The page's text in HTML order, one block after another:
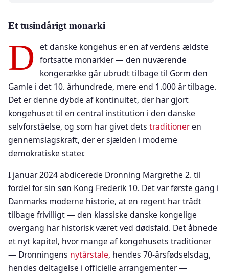
Et tusindårigt monarki
D et danske kongehus er en af verdens ældste
fortsatte monarkier — den nuværende
kongerække går ubrudt tilbage til Gorm den
Gamle i det 10. århundrede, mere end 1.000 år tilbage.
Det er denne dybde af kontinuitet, der har gjort
kongehuset til en central institution i den danske
selvforståelse, og som har givet dets traditioneren
gennemslagskraft, der er sjælden i moderne
demokratiske stater.
I januar 2024 abdicerede Dronning Margrethe 2. til
fordel for sin søn Kong Frederik 10. Det var første gang i
Danmarks moderne historie, at en regent har trådt
tilbage frivilligt — den klassiske danske kongelige
overgang har historisk været ved dødsfald. Det åbnede
et nyt kapitel, hvor mange af kongehusets traditioner
— Dronningens nytårstale, hendes 70-årsfødselsdag,
hendes deltagelse i officielle arrangementer —